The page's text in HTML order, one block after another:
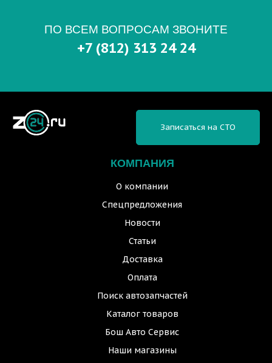
ПО ВСЕМ ВОПРОСАМ ЗВОНИТЕ
+7 (812) 313 24 24
КОМПАНИЯ
О компании
Спецпредложения
Новости
Статьи
Доставка
Оплата
Поиск автозапчастей
Каталог товаров
Бош Авто Сервис
Наши магазины
Записаться на СТО